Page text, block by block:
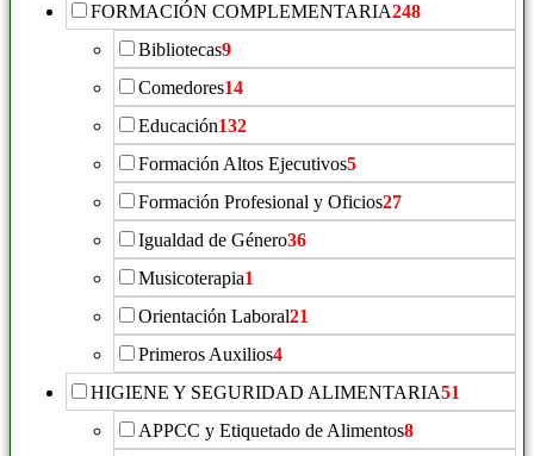
FORMACIÓN COMPLEMENTARIA248
Bibliotecas9
Comedores14
Educación132
Formación Altos Ejecutivos5
Formación Profesional y Oficios27
Igualdad de Género36
Musicoterapia1
Orientación Laboral21
Primeros Auxilios4
HIGIENE Y SEGURIDAD ALIMENTARIA51
APPCC y Etiquetado de Alimentos8